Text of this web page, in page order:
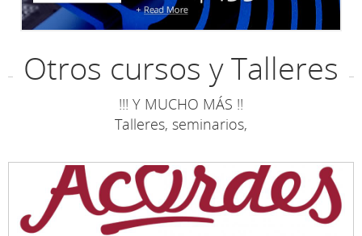
Otros cursos y Talleres
!!! Y MUCHO MÁS !!
Talleres, seminarios,